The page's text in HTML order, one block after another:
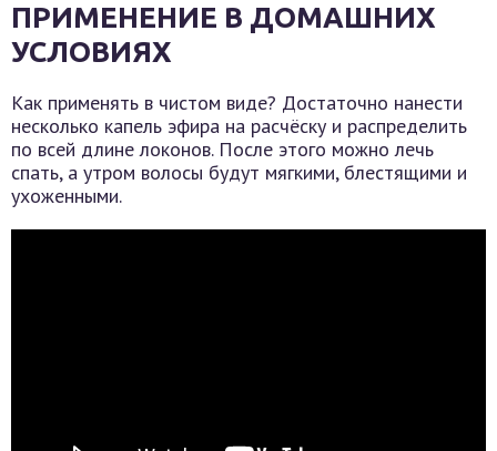
ПРИМЕНЕНИЕ В ДОМАШНИХ
УСЛОВИЯХ
Как применять в чистом виде? Достаточно нанести
несколько капель эфира на расчёску и распределить
по всей длине локонов. После этого можно лечь
спать, а утром волосы будут мягкими, блестящими и
ухоженными.